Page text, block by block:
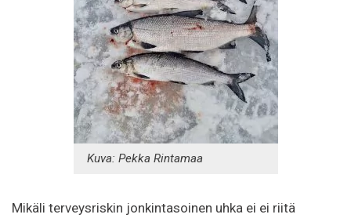
Kuva: Pekka Rintamaa
Mikäli terveysriskin jonkintasoinen uhka ei ei riitä